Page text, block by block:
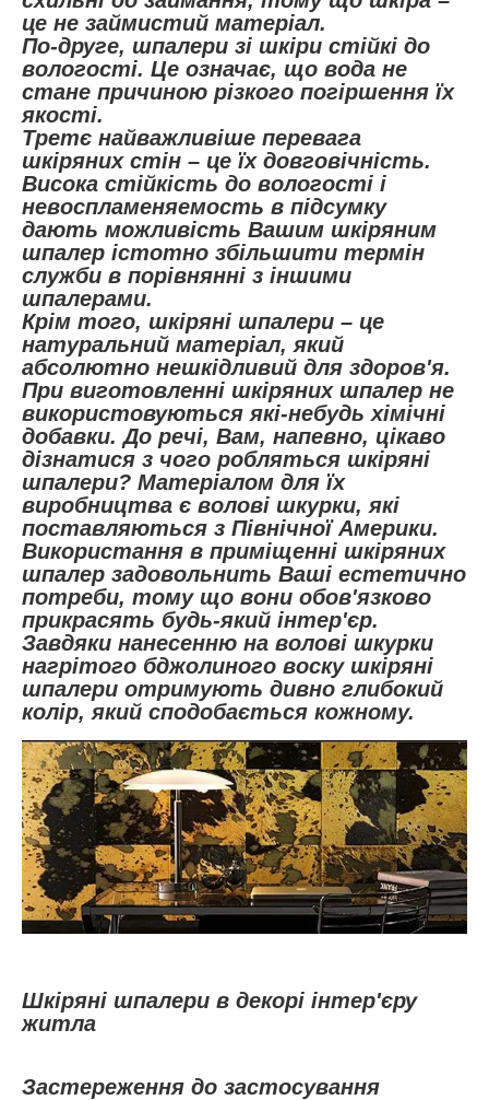
це не займистий матеріал.
По-друге, шпалери зі шкіри стійкі до
вологості. Це означає, що вода не
стане причиною різкого погіршення їх
якості.
Третє найважливіше перевага
шкіряних стін – це їх довговічність.
Висока стійкість до вологості і
невоспламеняемость в підсумку
дають можливість Вашим шкіряним
шпалер істотно збільшити термін
служби в порівнянні з іншими
шпалерами.
Крім того, шкіряні шпалери – це
натуральний матеріал, який
абсолютно нешкідливий для здоров'я.
При виготовленні шкіряних шпалер не
використовуються які-небудь хімічні
добавки. До речі, Вам, напевно, цікаво
дізнатися з чого робляться шкіряні
шпалери? Матеріалом для їх
виробництва є волові шкурки, які
поставляються з Північної Америки.
Використання в приміщенні шкіряних
шпалер задовольнить Ваші естетично
потреби, тому що вони обов'язково
прикрасять будь-який інтер'єр.
Завдяки нанесенню на волові шкурки
нагрітого бджолиного воску шкіряні
шпалери отримують дивно глибокий
колір, який сподобається кожному.
Шкіряні шпалери в декорі інтер'єру
житла
Застереження до застосування